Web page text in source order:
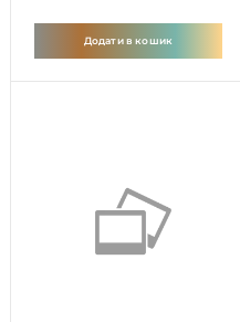
Додати в кошик